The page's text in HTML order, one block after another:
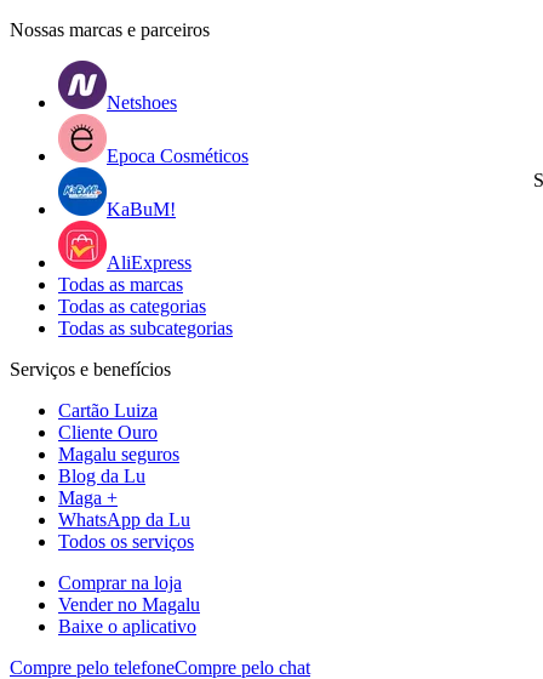
Nossas marcas e parceiros
Netshoes
Epoca Cosméticos
KaBuM!
AliExpress
Todas as marcas
Todas as categorias
Todas as subcategorias
Serviços e benefícios
Cartão Luiza
Cliente Ouro
Magalu seguros
Blog da Lu
Maga +
WhatsApp da Lu
Todos os serviços
Comprar na loja
Vender no Magalu
Baixe o aplicativo
Compre pelo telefoneCompre pelo chat